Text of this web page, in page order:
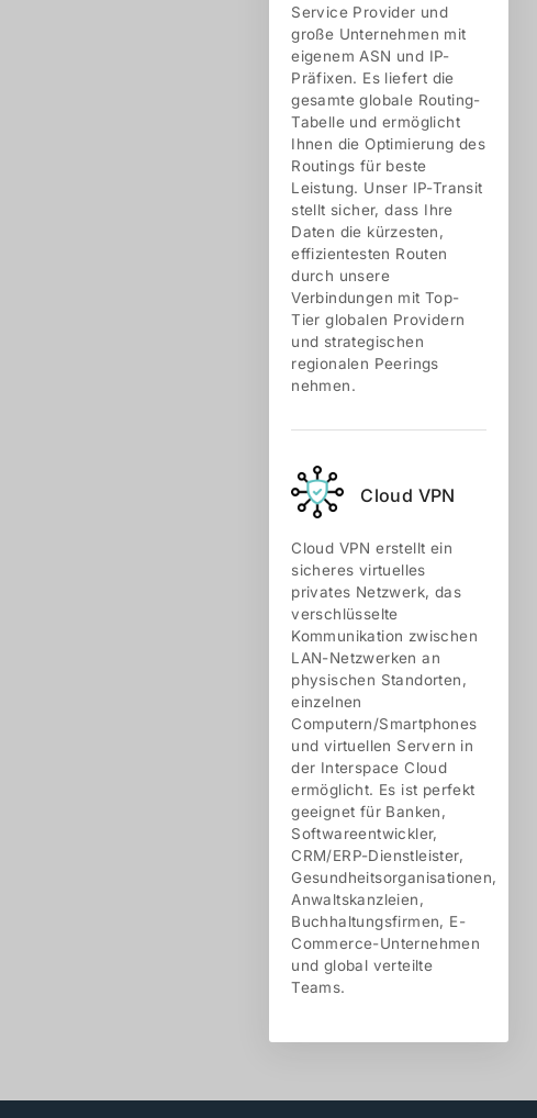
Service Provider und
große Unternehmen mit
eigenem ASN und IP-
Präfixen. Es liefert die
gesamte globale Routing-
Tabelle und ermöglicht
Ihnen die Optimierung des
Routings für beste
Leistung. Unser IP-Transit
stellt sicher, dass Ihre
Daten die kürzesten,
effizientesten Routen
durch unsere
Verbindungen mit Top-
Tier globalen Providern
und strategischen
regionalen Peerings
nehmen.
Cloud VPN
Cloud VPN erstellt ein
sicheres virtuelles
privates Netzwerk, das
verschlüsselte
Kommunikation zwischen
LAN-Netzwerken an
physischen Standorten,
einzelnen
Computern/Smartphones
und virtuellen Servern in
der Interspace Cloud
ermöglicht. Es ist perfekt
geeignet für Banken,
Softwareentwickler,
CRM/ERP-Dienstleister,
Gesundheitsorganisationen,
Anwaltskanzleien,
Buchhaltungsfirmen, E-
Commerce-Unternehmen
und global verteilte
Teams.